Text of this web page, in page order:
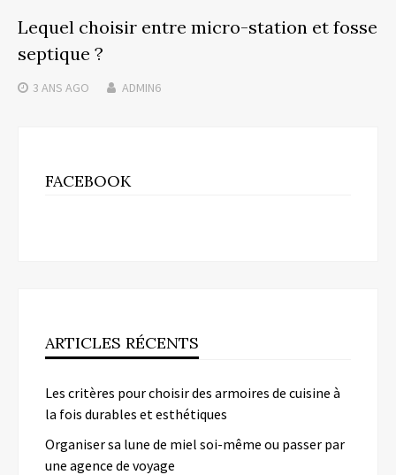
Lequel choisir entre micro-station et fosse
septique ?
3 ANS AGO ADMIN6
FACEBOOK
ARTICLES RÉCENTS
Les critères pour choisir des armoires de cuisine à
la fois durables et esthétiques
Organiser sa lune de miel soi-même ou passer par
une agence de voyage